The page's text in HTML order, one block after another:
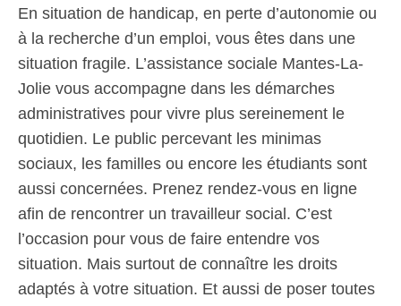
En situation de handicap, en perte d’autonomie ou
à la recherche d’un emploi, vous êtes dans une
situation fragile. L’assistance sociale Mantes-La-
Jolie vous accompagne dans les démarches
administratives pour vivre plus sereinement le
quotidien. Le public percevant les minimas
sociaux, les familles ou encore les étudiants sont
aussi concernées. Prenez rendez-vous en ligne
afin de rencontrer un travailleur social. C’est
l’occasion pour vous de faire entendre vos
situation. Mais surtout de connaître les droits
adaptés à votre situation. Et aussi de poser toutes